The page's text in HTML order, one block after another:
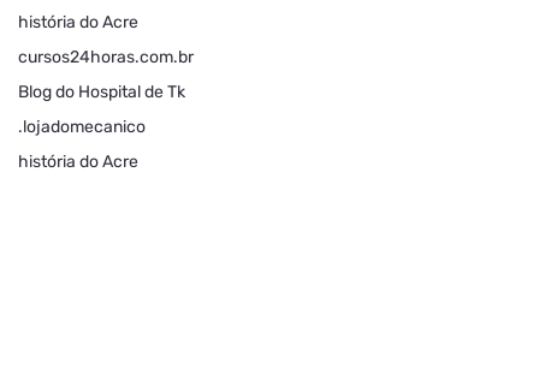
história do Acre
cursos24horas.com.br
Blog do Hospital de Tk
.lojadomecanico
história do Acre